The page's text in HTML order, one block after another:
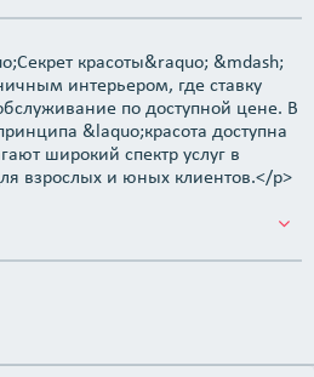
красоты&raquo; &mdash;
интерьером, где ставку
по доступной цене. В
&laquo;красота доступна
широкий спектр услуг в
взрослых и юных клиентов.</p>